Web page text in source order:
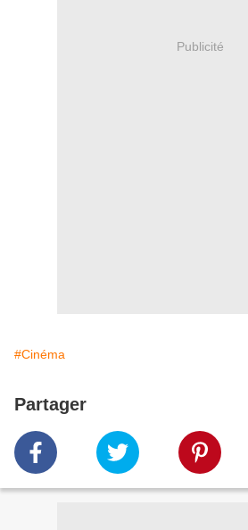
Publicité
#Cinéma
Partager